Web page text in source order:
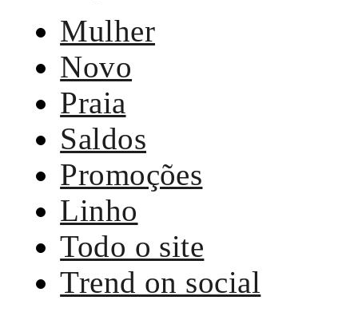
Mulher
Novo
Praia
Saldos
Promoções
Linho
Todo o site
Trend on social